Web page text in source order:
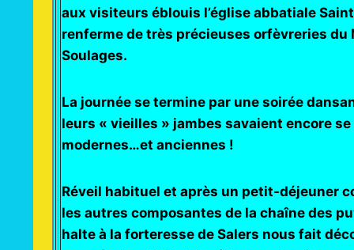
aux visiteurs éblouis l’église abbatiale
renferme de très précieuses orfèvreries
Soulages.
La journée se termine par une soirée
leurs « vieilles » jambes savaient encore
modernes…et anciennes !
Réveil habituel et après un petit-déjeuner
les autres composantes de la chaîne des
halte à la forteresse de Salers nous fait